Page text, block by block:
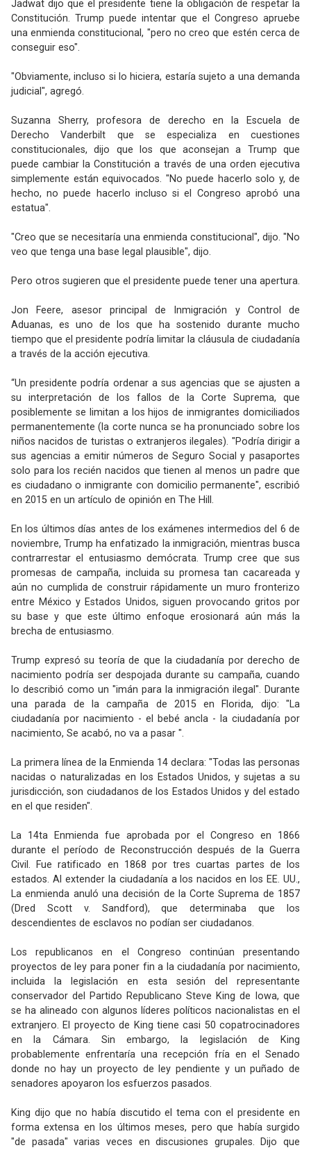
Jadwat dijo que el presidente tiene la obligación de respetar la
Constitución. Trump puede intentar que el Congreso apruebe
una enmienda constitucional, "pero no creo que estén cerca de
conseguir eso".
"Obviamente, incluso si lo hiciera, estaría sujeto a una demanda
judicial", agregó.
Suzanna Sherry, profesora de derecho en la Escuela de
Derecho Vanderbilt que se especializa en cuestiones
constitucionales, dijo que los que aconsejan a Trump que
puede cambiar la Constitución a través de una orden ejecutiva
simplemente están equivocados. "No puede hacerlo solo y, de
hecho, no puede hacerlo incluso si el Congreso aprobó una
estatua".
"Creo que se necesitaría una enmienda constitucional", dijo. "No
veo que tenga una base legal plausible", dijo.
Pero otros sugieren que el presidente puede tener una apertura.
Jon Feere, asesor principal de Inmigración y Control de
Aduanas, es uno de los que ha sostenido durante mucho
tiempo que el presidente podría limitar la cláusula de ciudadanía
a través de la acción ejecutiva.
“Un presidente podría ordenar a sus agencias que se ajusten a
su interpretación de los fallos de la Corte Suprema, que
posiblemente se limitan a los hijos de inmigrantes domiciliados
permanentemente (la corte nunca se ha pronunciado sobre los
niños nacidos de turistas o extranjeros ilegales). "Podría dirigir a
sus agencias a emitir números de Seguro Social y pasaportes
solo para los recién nacidos que tienen al menos un padre que
es ciudadano o inmigrante con domicilio permanente", escribió
en 2015 en un artículo de opinión en The Hill.
En los últimos días antes de los exámenes intermedios del 6 de
noviembre, Trump ha enfatizado la inmigración, mientras busca
contrarrestar el entusiasmo demócrata. Trump cree que sus
promesas de campaña, incluida su promesa tan cacareada y
aún no cumplida de construir rápidamente un muro fronterizo
entre México y Estados Unidos, siguen provocando gritos por
su base y que este último enfoque erosionará aún más la
brecha de entusiasmo.
Trump expresó su teoría de que la ciudadanía por derecho de
nacimiento podría ser despojada durante su campaña, cuando
lo describió como un "imán para la inmigración ilegal". Durante
una parada de la campaña de 2015 en Florida, dijo: "La
ciudadanía por nacimiento - el bebé ancla - la ciudadanía por
nacimiento, Se acabó, no va a pasar ".
La primera línea de la Enmienda 14 declara: "Todas las personas
nacidas o naturalizadas en los Estados Unidos, y sujetas a su
jurisdicción, son ciudadanos de los Estados Unidos y del estado
en el que residen".
La 14ta Enmienda fue aprobada por el Congreso en 1866
durante el período de Reconstrucción después de la Guerra
Civil. Fue ratificado en 1868 por tres cuartas partes de los
estados. Al extender la ciudadanía a los nacidos en los EE. UU.,
La enmienda anuló una decisión de la Corte Suprema de 1857
(Dred Scott v. Sandford), que determinaba que los
descendientes de esclavos no podían ser ciudadanos.
Los republicanos en el Congreso continúan presentando
proyectos de ley para poner fin a la ciudadanía por nacimiento,
incluida la legislación en esta sesión del representante
conservador del Partido Republicano Steve King de Iowa, que
se ha alineado con algunos líderes políticos nacionalistas en el
extranjero. El proyecto de King tiene casi 50 copatrocinadores
en la Cámara. Sin embargo, la legislación de King
probablemente enfrentaría una recepción fría en el Senado
donde no hay un proyecto de ley pendiente y un puñado de
senadores apoyaron los esfuerzos pasados.
King dijo que no había discutido el tema con el presidente en
forma extensa en los últimos meses, pero que había surgido
"de pasada" varias veces en discusiones grupales. Dijo que